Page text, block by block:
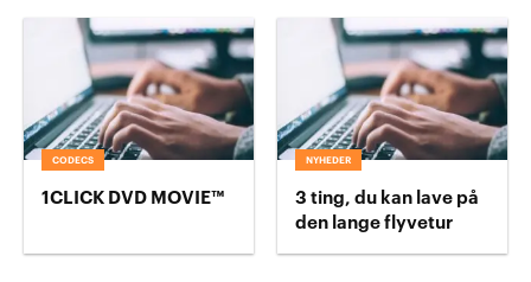
CODECS
1CLICK DVD MOVIE™
NYHEDER
3 ting, du kan lave på
den lange flyvetur